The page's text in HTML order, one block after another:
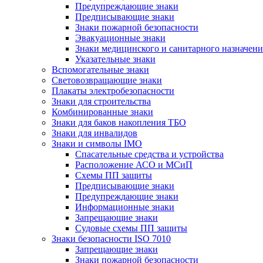
Предупреждающие знаки
Предписывающие знаки
Знаки пожарной безопасности
Эвакуационные знаки
Знаки медицинского и санитарного
Указательные знаки
Вспомогательные знаки
Световозвращающие знаки
Плакаты электробезопасности
Знаки для строительства
Комбинированные знаки
Знаки для баков накопления ТБО
Знаки для инвалидов
Знаки и символы IMO
Спасательные средства и устройства
Расположение АСО и МСиП
Схемы ПП защиты
Предписывающие знаки
Предупреждающие знаки
Информационные знаки
Запрещающие знаки
Судовые схемы ПП защиты
Знаки безопасности ISO 7010
Запрещающие знаки
Знаки пожарной безопасности